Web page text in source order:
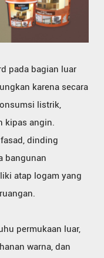
pada bagian luar
karena secara
listrik,
kipas angin.
dinding
bangunan
atap logam yang
permukaan luar,
warna, dan